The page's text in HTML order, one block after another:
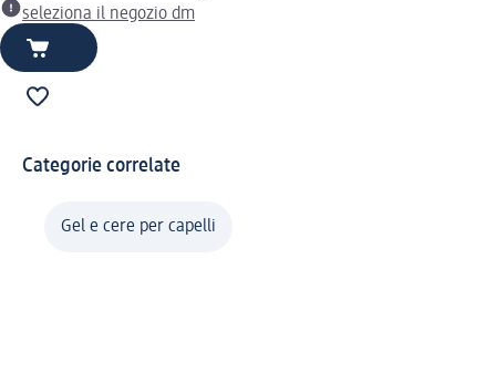
seleziona il negozio dm
Categorie correlate
Gel e cere per capelli